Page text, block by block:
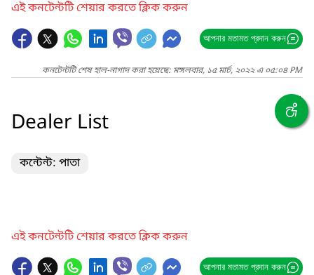
এই কনটেন্টটি শেয়ার করতে ক্লিক করুন
আপনার মতামত প্রদান করুন
কনটেন্টটি শেষ হাল-নাগাদ করা হয়েছে: মঙ্গলবার, ১৫ মার্চ, ২০২২ এ ০৫:০৪ PM
Dealer List
কন্টেন্ট: পাতা
এই কনটেন্টটি শেয়ার করতে ক্লিক করুন
আপনার মতামত প্রদান করুন